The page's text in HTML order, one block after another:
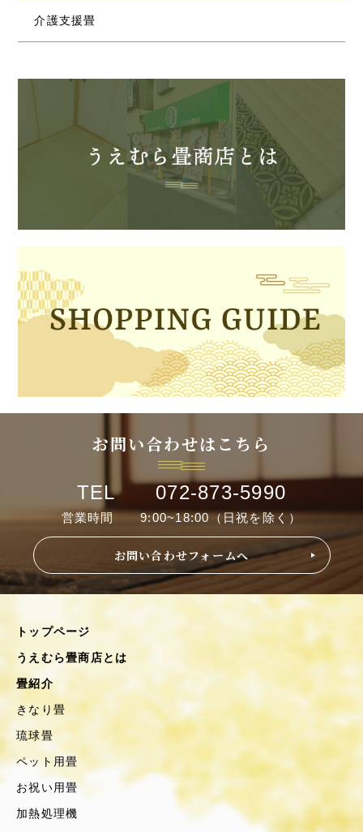
介護支援畳
お問い合わせはこちら
TEL 072-873-5990
営業時間 9:00~18:00（日祝を除く）
お問い合わせフォームへ
トップページ
うえむら畳商店とは
畳紹介
きなり畳
琉球畳
ペット用畳
お祝い用畳
加熱処理機